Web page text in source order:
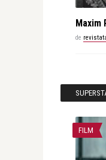
Maxim
de
FILM